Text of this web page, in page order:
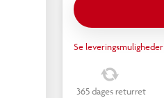
Se leveringsmuligheder
365 dages returret